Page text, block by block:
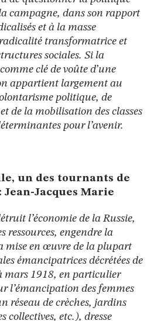
campagne, dans son rapport
et à la masse
transformatrice et
sociales. Si la
clé de voûte d’une
appartient largement au
politique, de
de la mobilisation des classes
pour l’avenir.
un des tournants de
Jacques Marie
l’économie de la Russie,
ressources, engendre la
mise en œuvre de la plupart
émancipatrices décrétées de
mars 1918, en particulier
l’émancipation des femmes
réseau de crèches, jardins
collectives, etc.), dresse